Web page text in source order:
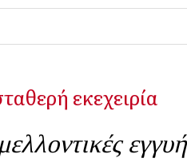
εκεχειρία